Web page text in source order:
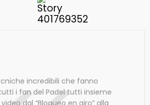
incredibili che fanno
i fan del Padel tutti insieme
dal “Bloqueo en giro” alla